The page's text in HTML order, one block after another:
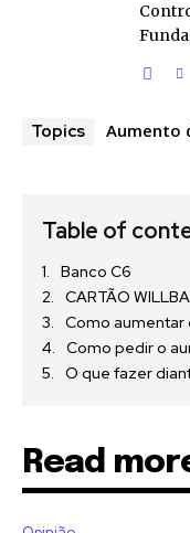
Topics Aumento
Table of
Banco C6
CARTÃO
Como aumentar
Como pedir o
O que fazer
Read